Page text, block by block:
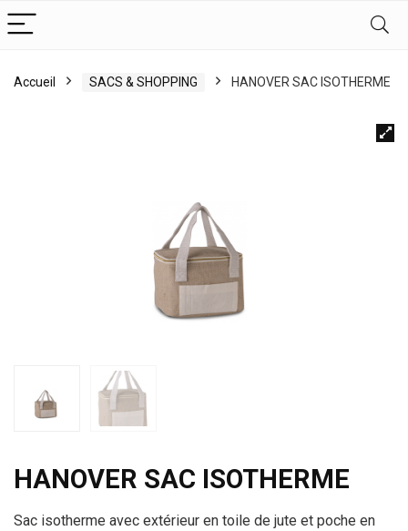
Accueil SACS & SHOPPING HANOVER SAC ISOTHERME
HANOVER SAC ISOTHERME
Sac isotherme avec extérieur en toile de jute et poche en